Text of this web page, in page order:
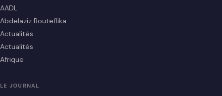
AADL
Abdelaziz Bouteflika
Actualités
Actualités
Afrique
LE JOURNAL